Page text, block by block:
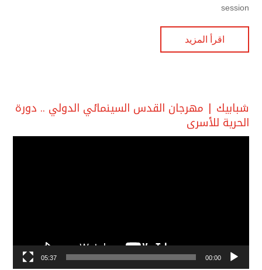
session
اقرأ المزيد
شبابيك | مهرجان القدس السينمائي الدولي .. دورة
الحرية للأسرى
00:00
05:37